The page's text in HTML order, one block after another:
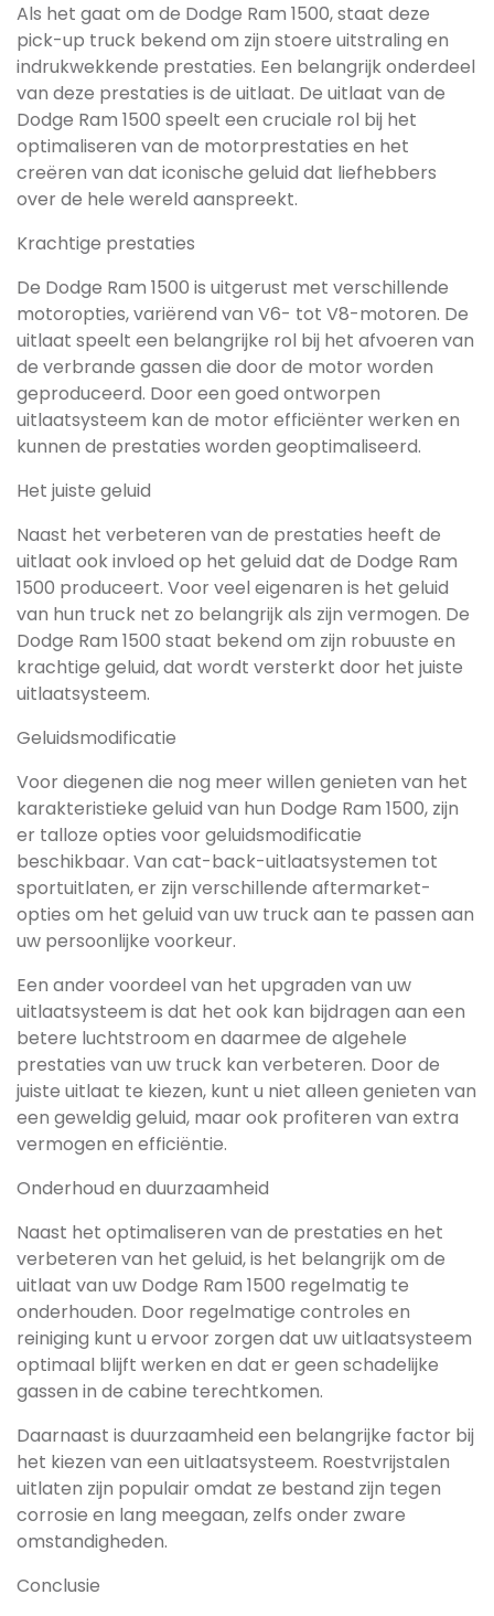
Als het gaat om de Dodge Ram 1500, staat deze
pick-up truck bekend om zijn stoere uitstraling en
indrukwekkende prestaties. Een belangrijk onderdeel
van deze prestaties is de uitlaat. De uitlaat van de
Dodge Ram 1500 speelt een cruciale rol bij het
optimaliseren van de motorprestaties en het
creëren van dat iconische geluid dat liefhebbers
over de hele wereld aanspreekt.
Krachtige prestaties
De Dodge Ram 1500 is uitgerust met verschillende
motoropties, variërend van V6- tot V8-motoren. De
uitlaat speelt een belangrijke rol bij het afvoeren van
de verbrande gassen die door de motor worden
geproduceerd. Door een goed ontworpen
uitlaatsysteem kan de motor efficiënter werken en
kunnen de prestaties worden geoptimaliseerd.
Het juiste geluid
Naast het verbeteren van de prestaties heeft de
uitlaat ook invloed op het geluid dat de Dodge Ram
1500 produceert. Voor veel eigenaren is het geluid
van hun truck net zo belangrijk als zijn vermogen. De
Dodge Ram 1500 staat bekend om zijn robuuste en
krachtige geluid, dat wordt versterkt door het juiste
uitlaatsysteem.
Geluidsmodificatie
Voor diegenen die nog meer willen genieten van het
karakteristieke geluid van hun Dodge Ram 1500, zijn
er talloze opties voor geluidsmodificatie
beschikbaar. Van cat-back-uitlaatsystemen tot
sportuitlaten, er zijn verschillende aftermarket-
opties om het geluid van uw truck aan te passen aan
uw persoonlijke voorkeur.
Een ander voordeel van het upgraden van uw
uitlaatsysteem is dat het ook kan bijdragen aan een
betere luchtstroom en daarmee de algehele
prestaties van uw truck kan verbeteren. Door de
juiste uitlaat te kiezen, kunt u niet alleen genieten van
een geweldig geluid, maar ook profiteren van extra
vermogen en efficiëntie.
Onderhoud en duurzaamheid
Naast het optimaliseren van de prestaties en het
verbeteren van het geluid, is het belangrijk om de
uitlaat van uw Dodge Ram 1500 regelmatig te
onderhouden. Door regelmatige controles en
reiniging kunt u ervoor zorgen dat uw uitlaatsysteem
optimaal blijft werken en dat er geen schadelijke
gassen in de cabine terechtkomen.
Daarnaast is duurzaamheid een belangrijke factor bij
het kiezen van een uitlaatsysteem. Roestvrijstalen
uitlaten zijn populair omdat ze bestand zijn tegen
corrosie en lang meegaan, zelfs onder zware
omstandigheden.
Conclusie